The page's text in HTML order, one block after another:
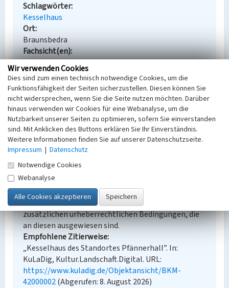
Schlagwörter
Kesselhaus
Ort
Braunsbedra
Fachsicht(en)
Denkmalpflege
Erfassungsmaßstab
Keine Angabe
Erfassungsmethode
Übernahme aus externer Fachdatenbank
Empfohlene Zitierweise
Urheberrechtlicher Hinweis
Der hier präsentierte Inhalt steht unter der freien
Lizenz dl-by-de/2.0 (Namensnennung). Die
angezeigten Medien unterliegen möglicherweise
zusätzlichen urheberrechtlichen Bedingungen, die
an diesen ausgewiesen sind.
Empfohlene Zitierweise
„Kesselhaus des Standortes Pfännerhall”. In:
KuLaDig, Kultur.Landschaft.Digital. URL:
https://www.kuladig.de/Objektansicht/BKM-
42000002(Abgerufen: 8. August 2026)
Wir verwenden Cookies
Dies sind zum einen technisch notwendige Cookies, um die
Funktionsfähigkeit der Seiten sicherzustellen. Diesen können Sie
nicht widersprechen, wenn Sie die Seite nutzen möchten. Darüber
hinaus verwenden wir Cookies für eine Webanalyse, um die
Nutzbarkeit unserer Seiten zu optimieren, sofern Sie einverstanden
sind. Mit Anklicken des Buttons erklären Sie Ihr Einverständnis.
Weitere Informationen finden Sie auf unserer Datenschutzseite.
Impressum | Datenschutz
Notwendige Cookies
Webanalyse